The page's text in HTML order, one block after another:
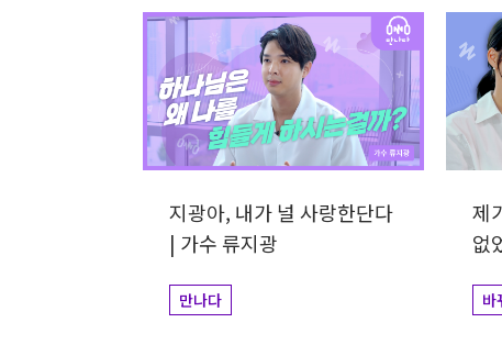
지광아, 내가 널 사랑한단다
| 가수 류지광
만나다
제
없
바